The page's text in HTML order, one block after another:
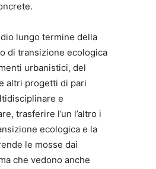
lungo termine della
di transizione ecologica
urbanistici, del
altri progetti di pari
e
trasferire l’un l’altro i
ecologica e la
le mosse dai
che vedono anche